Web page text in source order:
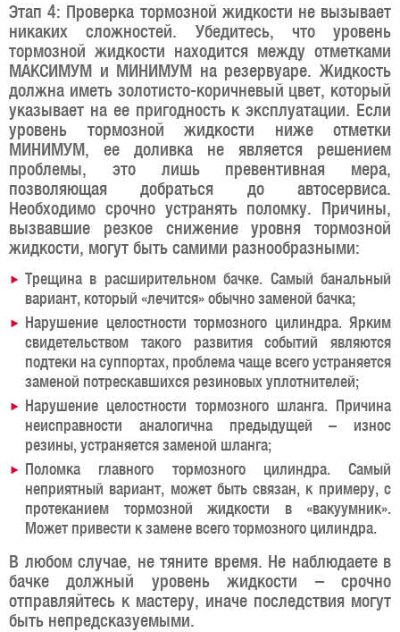
Этап 4: Проверка тормозной жидкости не вызывает
никаких сложностей. Убедитесь, что уровень
тормозной жидкости находится между отметками
МАКСИМУМ и МИНИМУМ на резервуаре. Жидкость
должна иметь золотисто-коричневый цвет, который
указывает на ее пригодность к эксплуатации. Если
уровень тормозной жидкости ниже отметки
МИНИМУМ, ее доливка не является решением
проблемы, это лишь превентивная мера,
позволяющая добраться до автосервиса.
Необходимо срочно устранять поломку. Причины,
вызвавшие резкое снижение уровня тормозной
жидкости, могут быть самими разнообразными:
Трещина в расширительном бачке. Самый банальный
вариант, который «лечится» обычно заменой бачка;
Нарушение целостности тормозного цилиндра. Ярким
свидетельством такого развития событий являются
подтеки на суппортах, проблема чаще всего устраняется
заменой потрескавшихся резиновых уплотнителей;
Нарушение целостности тормозного шланга. Причина
неисправности аналогична предыдущей – износ
резины, устраняется заменой шланга;
Поломка главного тормозного цилиндра. Самый
неприятный вариант, может быть связан, к примеру, с
протеканием тормозной жидкости в «вакуумник».
Может привести к замене всего тормозного цилиндра.
В любом случае, не тяните время. Не наблюдаете в
бачке должный уровень жидкости – срочно
отправляйтесь к мастеру, иначе последствия могут
быть непредсказуемыми.